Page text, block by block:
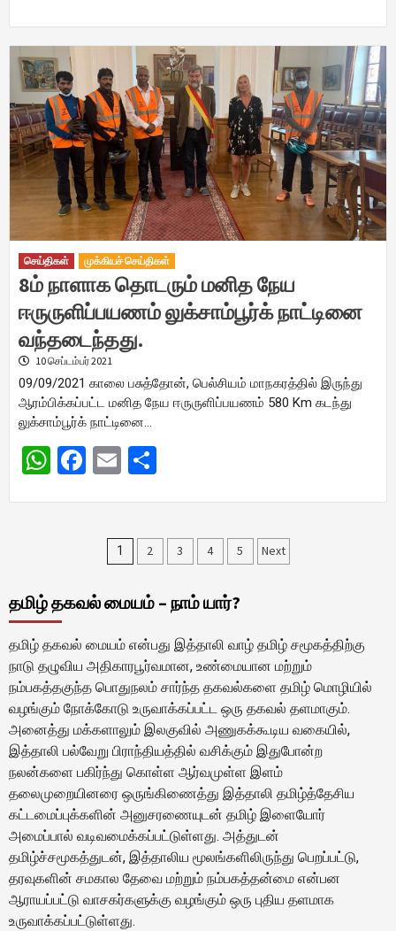
செய்திகள் முக்கியச் செய்திகள்
8ம் நாளாக தொடரும் மனித நேய
ஈருருளிப்பயணம் லுக்சாம்பூர்க் நாட்டினை
வந்தடைந்தது.
10 செப்டம்பர் 2021
09/09/2021 காலை பசுத்தோன், பெல்சியம் மாநகரத்தில் இருந்து
ஆரம்பிக்கப்பட்ட மனித நேய ஈருருளிப்பயணம் 580 Km கடந்து
லுக்சாம்பூர்க் நாட்டினை…
WhatsApp
Facebook
Email
Posts
pagination
1 2 3 4 5 Next
தமிழ் தகவல் மையம் – நாம் யார்?
தமிழ் தகவல் மையம் என்பது இத்தாலி வாழ் தமிழ் சமூகத்திற்கு
நாடு தழுவிய அதிகாரபூர்வமான, உண்மையான மற்றும்
நம்பகத்தகுந்த பொதுநலம் சார்ந்த தகவல்களை தமிழ் மொழியில்
வழங்கும் நோக்கோடு உருவாக்கப்பட்ட ஒரு தகவல் தளமாகும்.
அனைத்து மக்களாலும் இலகுவில் அணுகக்கூடிய வகையில்,
இத்தாலி பல்வேறு பிராந்தியத்தில் வசிக்கும் இதுபோன்ற
நலன்களை பகிர்ந்து கொள்ள ஆர்வமுள்ள இளம்
தலைமுறையினரை ஒருங்கிணைத்து இத்தாலி தமிழ்த்தேசிய
கட்டமைப்புக்களின் அனுசரணையுடன் தமிழ் இளையோர்
அமைப்பால் வடிவமைக்கப்பட்டுள்ளது. அத்துடன்
தமிழ்ச்சமூகத்துடன், இத்தாலிய மூலங்களிலிருந்து பெறப்பட்டு,
தரவுகளின் சமகால தேவை மற்றும் நம்பகத்தன்மை என்பன
ஆராயப்பட்டு வாசகர்களுக்கு வழங்கும் ஒரு புதிய தளமாக
உருவாக்கப்பட்டுள்ளது.